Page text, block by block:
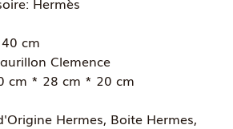
cm
Clemence
cm * 28 cm * 20 cm
Hermes, Boite Hermes,